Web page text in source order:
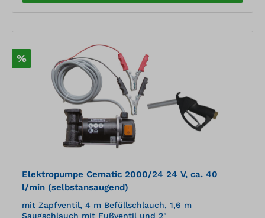
%
Elektropumpe Cematic 2000/24 24 V, ca. 40
l/min (selbstansaugend)
mit Zapfventil, 4 m Befüllschlauch, 1,6 m
Saugschlauch mit Fußventil und 2"